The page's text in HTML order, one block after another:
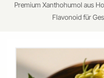
Premium Xanthohumol aus
Flavonoid für